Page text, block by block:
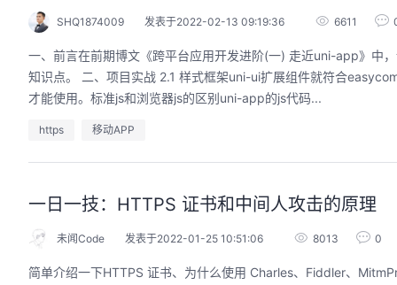
SHQ1874009 发表于2022-02-13 09:19:36 6611
一、前言在前期博文《跨平台应用开发进阶(一) 走近uni-app》中
知识点。 二、项目实战 2.1 样式框架uni-ui扩展组件就符合
才能使用。标准js和浏览器js的区别uni-app的js代码...
https 移动APP
一日一技：HTTPS 证书和中间人攻击的原理
未闻Code 发表于2022-01-25 10:51:06 8013 0
简单介绍一下HTTPS 证书、为什么使用 Charles、Fiddler、
运营负责人
、有产出、能带走、可炫
智能开发全链路实战
王一男-华为云码道产品规划专家；李炎-华为云码道产品专家；姜浩-华为云HCDG核心组成员
kill市场安装专家技能，带你零距离体验从需